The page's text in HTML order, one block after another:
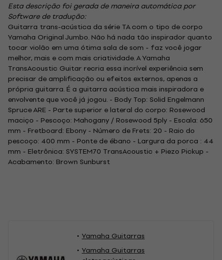
Esta descrição foi gerada de maneira automática por
Software de tradução:
Guitarra trans-acústica da série TA com o tipo de corpo
Yamaha Original Jumbo. Não há nada tão inspirador quanto
tocar violão em uma ótima sala de som - faz você jogar
melhor, mais e com mais criatividade. A Yamaha
TransAcoustic Guitar recria essa incrível experiência sem
precisar de amplificação ou efeitos externos, apenas a
própria guitarra. É a guitarra acústica mais inspiradora e
envolvente que você já jogou. - Body Top: Solid Engelmann
Spruce ARE - Parte superior e lateral do corpo: Rosewood
maciço - Pescoço: Mahogany / Rosewood 5ply - Escala: 650
mm - Fretboard: Ebony - Número de Frets: 20 - Raio do
pescoço: 400 mm - Ponte de ébano - Largura da porca : 44
mm - Eletrônica: SYSTEM70 TransAcoustic + Piezo Pickup -
Acabamento: Brown Sunburst
Yamaha Guitarras
Yamaha Guitarras